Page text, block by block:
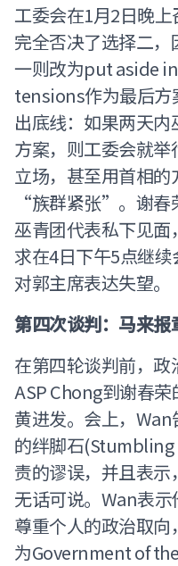
工委会在1月2日晚上
完全否决了选择二
一则改为put aside
tensions作为最后方
出底线：如果两天
方案，则工委会就
立场，甚至用首相
“族群紧张”。谢春
巫青团代表私下见
求在4日下午5点继
对郭主席表达失望。
第四次谈判：马来
在第四轮谈判前，
ASP Chong到谢春
黄进发。会上，
的绊脚石
责的谬误，并且表
无话可说。Wan表
尊重个人的政治取
为Government of